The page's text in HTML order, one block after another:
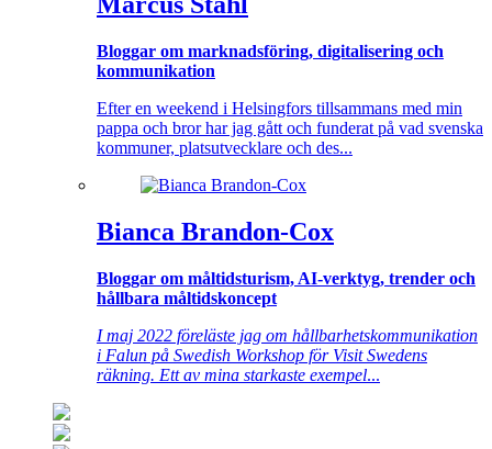
Bloggar om marknadsföring, digitalisering och
kommunikation
Efter en weekend i Helsingfors tillsammans med min
pappa och bror har jag gått och funderat på vad svenska
kommuner, platsutvecklare och des...
Bianca Brandon-Cox
Bloggar om måltidsturism, AI-verktyg, trender och
hållbara måltidskoncept
I maj 2022 föreläste jag om hållbarhetskommunikation
i Falun på Swedish Workshop för Visit Swedens
räkning. Ett av mina starkaste exempel...